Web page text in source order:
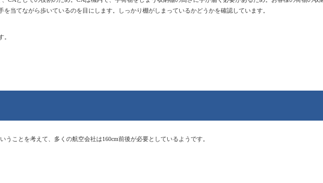
当てながら歩いているのを目にします。しっかり棚がしまっているかどうかを確認しています。
。
ことを考えて、多くの航空会社は160cm前後が必要としているようです。